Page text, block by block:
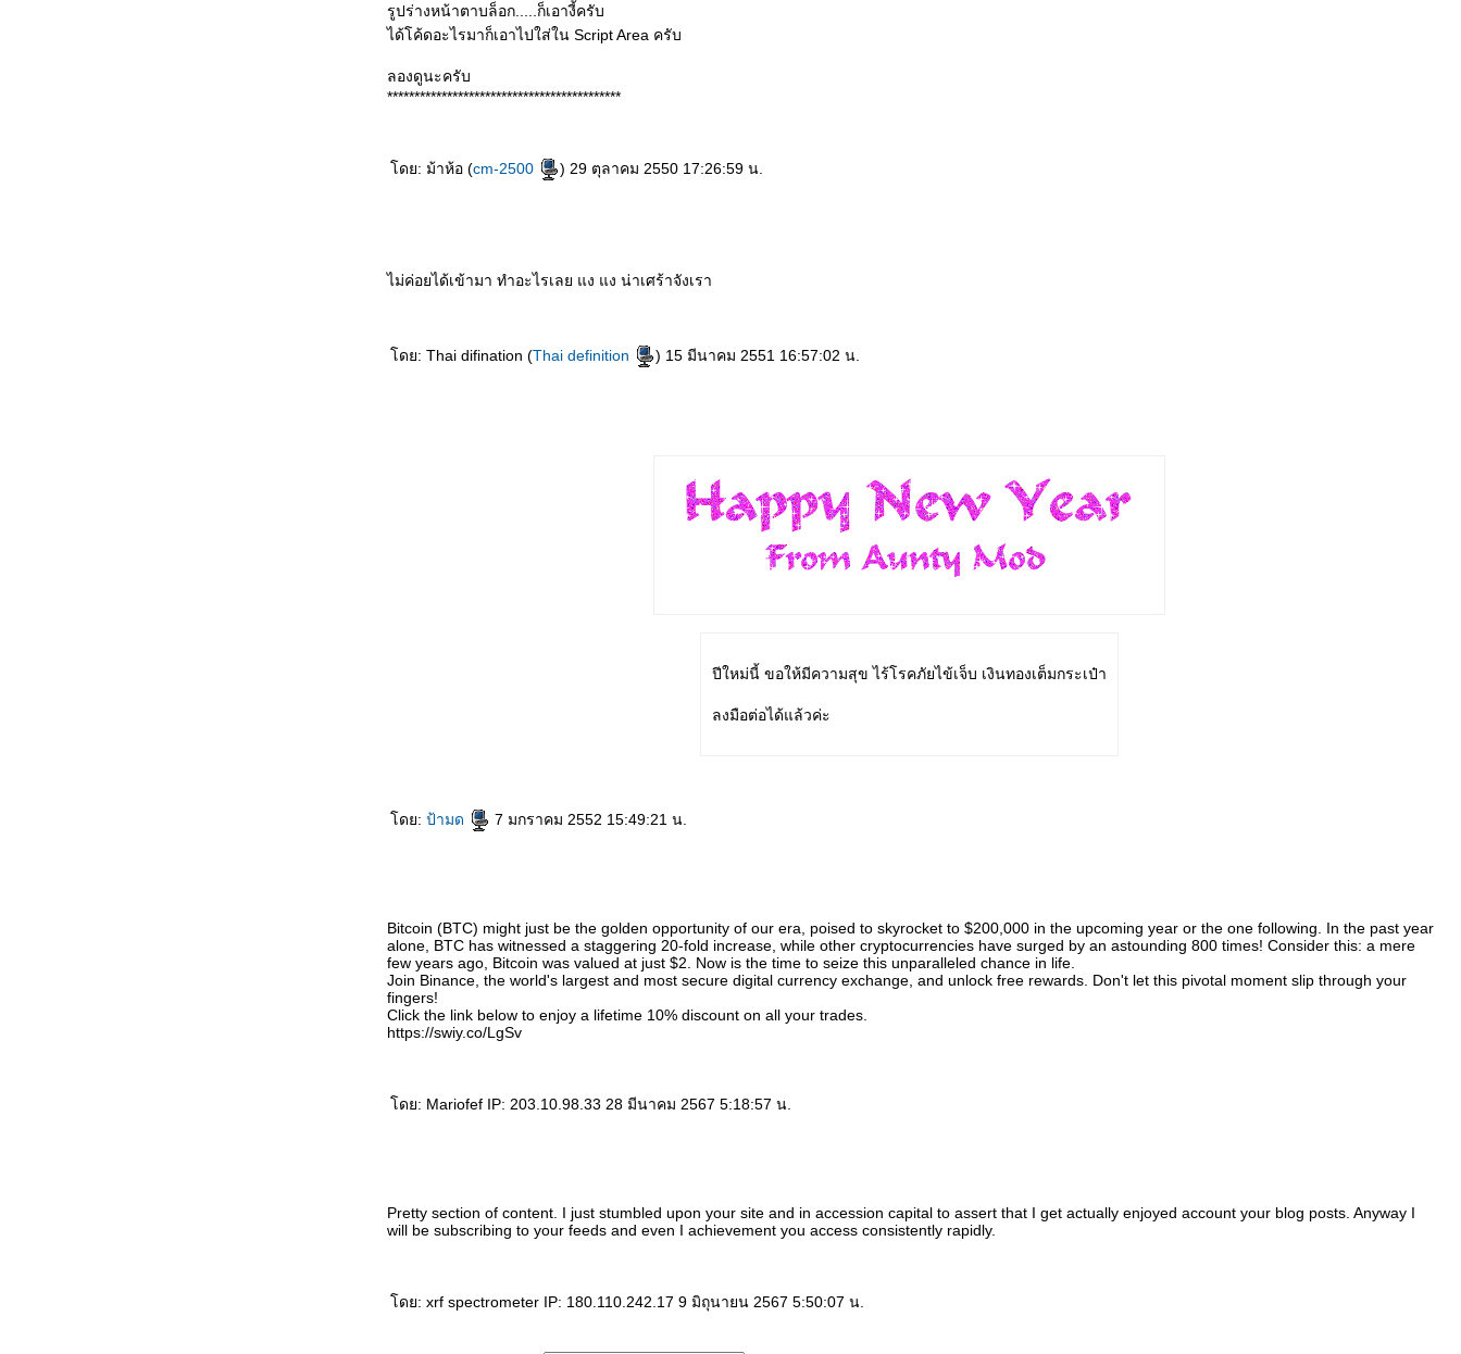
รูปร่างหน้าตาบล็อก.....ก็เอางี้ครับ
ได้โค้ดอะไรมาก็เอาไปใส่ใน Script Area ครับ
ลองดูนะครับ
*******************************************
ดย: ม้าห้อ (cm-2500 ) 29 ตุลาคม 2550 17:26:59 น.
ไม่ค่อยได้เข้ามา ทำอะไรเลย แง แง น่าเศร้าจังเรา
ดย: Thai difination (Thai definition ) 15 มีนาคม 2551 16:57:02 น.
ปีใหม่นี้ ขอให้มีความสุข ไร้โรคภัยไข้เจ็บ เงินทองเต็มกระเป๋า
ลงมือต่อได้แล้วค่ะ
ดย: ป้ามด 7 มกราคม 2552 15:49:21 น.
Bitcoin (BTC) might just be the golden opportunity of our era, poised to skyrocket to $200,000 in the upcoming year or the one following. In the past year
alone, BTC has witnessed a staggering 20-fold increase, while other cryptocurrencies have surged by an astounding 800 times! Consider this: a mere
few years ago, Bitcoin was valued at just $2. Now is the time to seize this unparalleled chance in life.
Join Binance, the world's largest and most secure digital currency exchange, and unlock free rewards. Don't let this pivotal moment slip through your
fingers!
Click the link below to enjoy a lifetime 10% discount on all your trades.
https://swiy.co/LgSv
ดย: Mariofef IP: 203.10.98.33 28 มีนาคม 2567 5:18:57 น.
Pretty section of content. I just stumbled upon your site and in accession capital to assert that I get actually enjoyed account your blog posts. Anyway I
will be subscribing to your feeds and even I achievement you access consistently rapidly.
ดย: xrf spectrometer IP: 180.110.242.17 9 มิถุนายน 2567 5:50:07 น.